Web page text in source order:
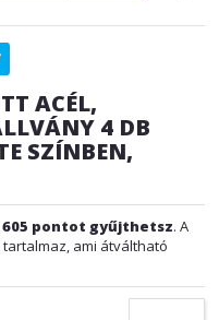
ACÉL,
4 DB
SZÍNBEN,
605 pontot gyűjthetsz. A
tartalmaz, ami átváltható